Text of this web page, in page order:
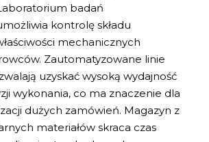
badań
kontrolę składu
mechanicznych
Zautomatyzowane linie
uzyskać wysoką wydajność
wykonania, co ma znaczenie dla
dużych zamówień. Magazyn z
materiałów skraca czas